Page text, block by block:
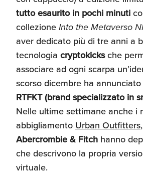
tutto esaurito in pochi minuti
collezioneInto the Metaverso
aver dedicato più di tre anni a
tecnologia cryptokicksche
associare ad ogni scarpa
scorso dicembre ha annunciato
RTFKT (brand specializzato in
Nelle ultime settimane anche i
abbigliamento Urban Outfitters,
Abercrombie & Fitch hanno
che descrivono la propria
virtuale.